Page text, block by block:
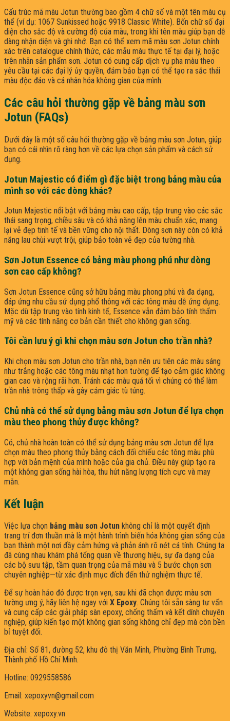
Cấu trúc mã màu Jotun thường bao gồm 4 chữ số và một tên màu cụ
thể (ví dụ: 1067 Sunkissed hoặc 9918 Classic White). Bốn chữ số đại
diện cho sắc độ và cường độ của màu, trong khi tên màu giúp bạn dễ
dàng nhận diện và ghi nhớ. Bạn có thể xem mã màu sơn Jotun chính
xác trên catalogue chính thức, các mẫu màu thực tế tại đại lý, hoặc
trên nhãn sản phẩm sơn. Jotun có cung cấp dịch vụ pha màu theo
yêu cầu tại các đại lý ủy quyền, đảm bảo bạn có thể tạo ra sắc thái
màu độc đáo và cá nhân hóa không gian của mình.
Các câu hỏi thường gặp về bảng màu sơn
Jotun (FAQs)
Dưới đây là một số câu hỏi thường gặp về bảng màu sơn Jotun, giúp
bạn có cái nhìn rõ ràng hơn về các lựa chọn sản phẩm và cách sử
dụng.
Jotun Majestic có điểm gì đặc biệt trong bảng màu của
mình so với các dòng khác?
Jotun Majestic nổi bật với bảng màu cao cấp, tập trung vào các sắc
thái sang trọng, chiều sâu và có khả năng lên màu chuẩn xác, mang
lại vẻ đẹp tinh tế và bền vững cho nội thất. Dòng sơn này còn có khả
năng lau chùi vượt trội, giúp bảo toàn vẻ đẹp của tường nhà.
Sơn Jotun Essence có bảng màu phong phú như dòng
sơn cao cấp không?
Sơn Jotun Essence cũng sở hữu bảng màu phong phú và đa dạng,
đáp ứng nhu cầu sử dụng phổ thông với các tông màu dễ ứng dụng.
Mặc dù tập trung vào tính kinh tế, Essence vẫn đảm bảo tính thẩm
mỹ và các tính năng cơ bản cần thiết cho không gian sống.
Tôi cần lưu ý gì khi chọn màu sơn Jotun cho trần nhà?
Khi chọn màu sơn Jotun cho trần nhà, bạn nên ưu tiên các màu sáng
như trắng hoặc các tông màu nhạt hơn tường để tạo cảm giác không
gian cao và rộng rãi hơn. Tránh các màu quá tối vì chúng có thể làm
trần nhà trông thấp và gây cảm giác tù túng.
Chủ nhà có thể sử dụng bảng màu sơn Jotun để lựa chọn
màu theo phong thủy được không?
Có, chủ nhà hoàn toàn có thể sử dụng bảng màu sơn Jotun để lựa
chọn màu theo phong thủy bằng cách đối chiếu các tông màu phù
hợp với bản mệnh của mình hoặc của gia chủ. Điều này giúp tạo ra
một không gian sống hài hòa, thu hút năng lượng tích cực và may
mắn.
Kết luận
Việc lựa chọn bảng màu sơn Jotun không chỉ là một quyết định
trang trí đơn thuần mà là một hành trình biến hóa không gian sống của
bạn thành một nơi đầy cảm hứng và phản ánh rõ nét cá tính. Chúng ta
đã cùng nhau khám phá tổng quan về thương hiệu, sự đa dạng của
các bộ sưu tập, tầm quan trọng của mã màu và 5 bước chọn sơn
chuyên nghiệp—từ xác định mục đích đến thử nghiệm thực tế.
Để sự hoàn hảo đó được trọn vẹn, sau khi đã chọn được màu sơn
tường ưng ý, hãy liên hệ ngay với X Epoxy. Chúng tôi sẵn sàng tư vấn
và cung cấp các giải pháp sàn epoxy, chống thấm và kết dính chuyên
nghiệp, giúp kiến tạo một không gian sống không chỉ đẹp mà còn bền
bỉ tuyệt đối.
Địa chỉ: Số 81, đường 52, khu đô thị Văn Minh, Phường Bình Trưng,
Thành phố Hồ Chí Minh.
Hotline: 0929558586
Email: xepoxyvn@gmail.com
Website: xepoxy.vn